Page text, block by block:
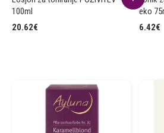
100ml
20.62€
eko
6.42€